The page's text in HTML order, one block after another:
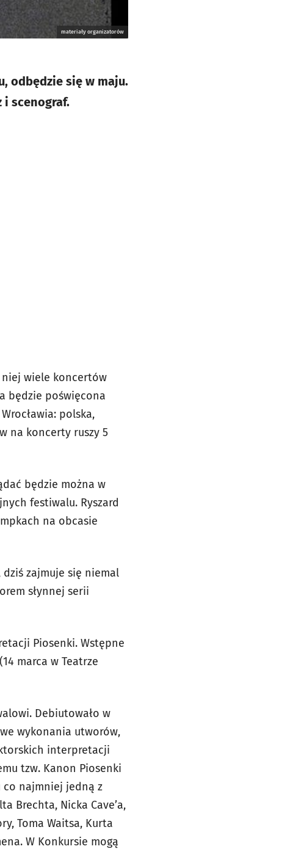
materiały organizatorów
odbędzie się w maju.
i scenograf.
niej wiele koncertów
będzie poświęcona
polska,
na koncerty ruszy 5
będzie można w
festiwalu. Ryszard
na obcasie
dziś zajmuje się niemal
słynnej serii
Piosenki. Wstępne
marca w Teatrze
Debiutowało w
wykonania utworów,
interpretacji
tzw. Kanon Piosenki
co najmniej jedną z
Brechta, Nicka Cave’a,
Toma Waitsa, Kurta
W Konkursie mogą